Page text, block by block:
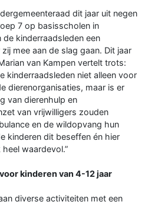
dit jaar uit negen
7 op basisscholen in
de kinderraadsleden een
mee aan de slag gaan. Dit jaar
van Kampen vertelt trots:
kinderraadsleden niet alleen voor
dierenorganisaties, maar is er
van dierenhulp en
van vrijwilligers zouden
en de wildopvang hun
kinderen dit beseffen én hier
waardevol.”
kinderen van 4-12 jaar
diverse activiteiten met een